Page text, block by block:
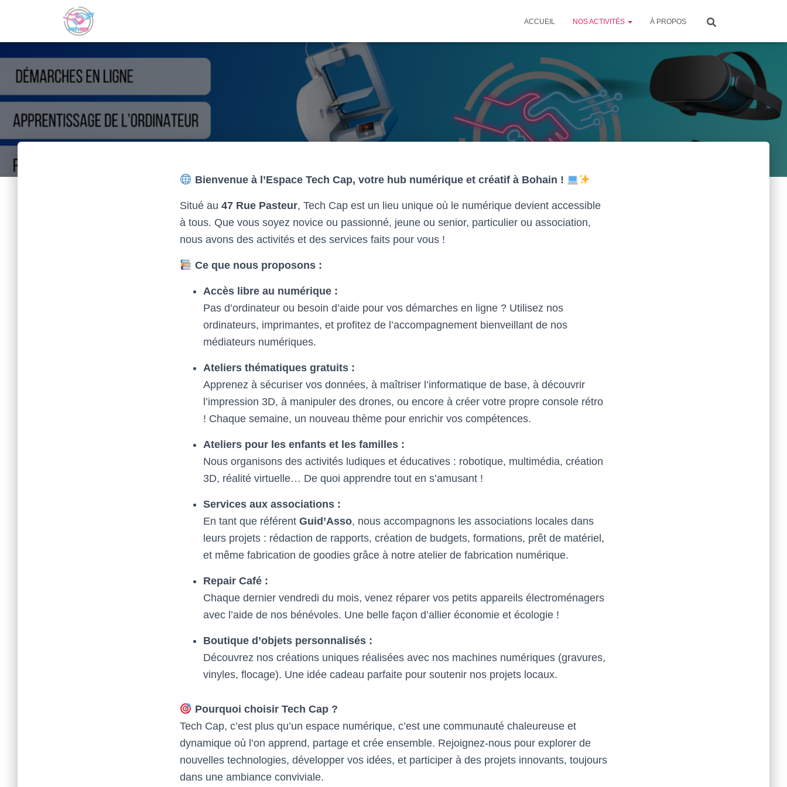
ACCUEIL NOS ACTIVITÉS À PROPOS
Bienvenue à l’Espace Tech Cap, votre hub numérique et créatif à Bohain !
Situé au 47 Rue Pasteur, Tech Cap est un lieu unique où le numérique devient accessible
à tous. Que vous soyez novice ou passionné, jeune ou senior, particulier ou association,
nous avons des activités et des services faits pour vous !
Ce que nous proposons :
Accès libre au numérique :
Pas d’ordinateur ou besoin d’aide pour vos démarches en ligne ? Utilisez nos
ordinateurs, imprimantes, et profitez de l’accompagnement bienveillant de nos
médiateurs numériques.
Ateliers thématiques gratuits :
Apprenez à sécuriser vos données, à maîtriser l’informatique de base, à découvrir
l’impression 3D, à manipuler des drones, ou encore à créer votre propre console rétro
! Chaque semaine, un nouveau thème pour enrichir vos compétences.
Ateliers pour les enfants et les familles :
Nous organisons des activités ludiques et éducatives : robotique, multimédia, création
3D, réalité virtuelle… De quoi apprendre tout en s’amusant !
Services aux associations :
En tant que référent Guid’Asso, nous accompagnons les associations locales dans
leurs projets : rédaction de rapports, création de budgets, formations, prêt de matériel,
et même fabrication de goodies grâce à notre atelier de fabrication numérique.
Repair Café :
Chaque dernier vendredi du mois, venez réparer vos petits appareils électroménagers
avec l’aide de nos bénévoles. Une belle façon d’allier économie et écologie !
Boutique d’objets personnalisés :
Découvrez nos créations uniques réalisées avec nos machines numériques (gravures,
vinyles, flocage). Une idée cadeau parfaite pour soutenir nos projets locaux.
Pourquoi choisir Tech Cap ?
Tech Cap, c’est plus qu’un espace numérique, c’est une communauté chaleureuse et
dynamique où l’on apprend, partage et crée ensemble. Rejoignez-nous pour explorer de
nouvelles technologies, développer vos idées, et participer à des projets innovants, toujours
dans une ambiance conviviale.